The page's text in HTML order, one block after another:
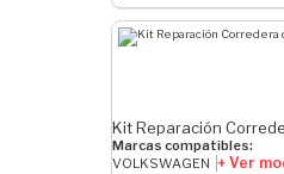
Kit Reparación
Marcas compatibles:
VOLKSWAGEN + Ver